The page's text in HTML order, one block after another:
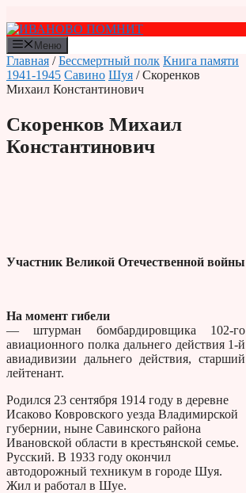
к
содержимому
Меню
Главная /Бессмертный полк Книга памяти
1941-1945 Савино Шуя / Скоренков
Михаил Константинович
Скоренков Михаил
Константинович
Участник Великой Отечественной войны
На момент гибели
— штурман бомбардировщика 102-го
авиационного полка дальнего действия 1-й
авиадивизии дальнего действия, старший
лейтенант.
Родился 23 сентября 1914 году в деревне
Исаково Ковровского уезда Владимирской
губернии, ныне Савинского района
Ивановской области в крестьянской семье.
Русский. В 1933 году окончил
автодорожный техникум в городе Шуя.
Жил и работал в Шуе.